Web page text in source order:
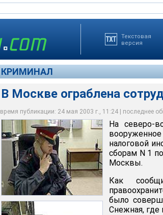
Текстовая
версия
КРИМИНАЛ
В Москве ограблена
время публикации: 24 мая 2003 г., 11:24 | последнее
На северо-востоке столицы неизвестные
квартиру советника налоговой
N 1 по Центральному административному
Архив NEWSru.com
Как сообщили РИА "Новости" в субботу в
преступление было совершено накануне
проживает 31-летняя потерпевшая
Архив NEWSru.com
Добычей злоумышленников стали 2 тыс.
изделия, а также сотовый телефон
Архив NEWSru.com
На северо-
налоговой
сборам N 1
Москвы.
Как
было
Снежная, где